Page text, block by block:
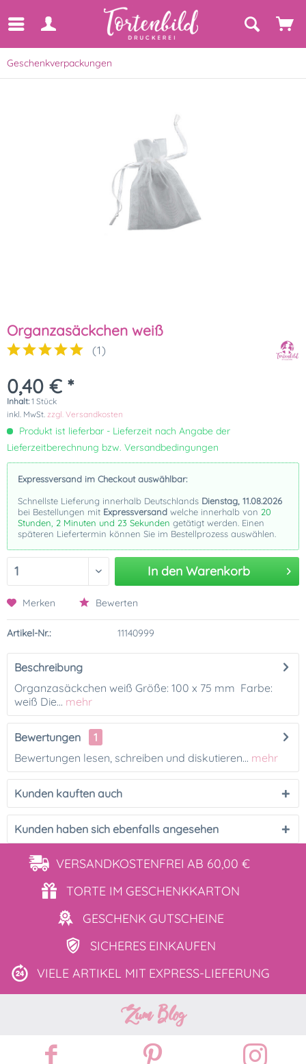
Geschenkverpackungen
Organzasäckchen weiß
(1)
0,40 € *
Inhalt: 1 Stück
inkl. MwSt. zzgl. Versandkosten
Produkt ist lieferbar - Lieferzeit nach Angabe der
Lieferzeitberechnung bzw. Versandbedingungen
Expressversand im Checkout auswählbar:
Schnellste Lieferung innerhalb Deutschlands Dienstag, 11.08.2026
bei Bestellungen mit Expressversand welche innerhalb von 20
Stunden, 2 Minuten und 23 Sekunden getätigt werden. Einen
späteren Liefertermin können Sie im Bestellprozess auswählen.
In den Warenkorb
Merken Bewerten
Artikel-Nr.: 11140999
Beschreibung
Organzasäckchen weiß Größe: 100 x 75 mm Farbe:
weiß Die... mehr
Bewertungen
1
Bewertungen lesen, schreiben und diskutieren... mehr
Kunden kauften auch
Kunden haben sich ebenfalls angesehen
VERSANDKOSTENFREI AB 60,00 €
TORTE IM GESCHENKKARTON
GESCHENK GUTSCHEINE
SICHERES EINKAUFEN
VIELE ARTIKEL MIT EXPRESS-LIEFERUNG
Zum Blog